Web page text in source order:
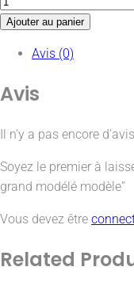
Ajouter au panier
Avis (0)
Avis
Il n’y a pas encore
Soyez le premier à
grand modélé modèle”
Vous devez être
Related